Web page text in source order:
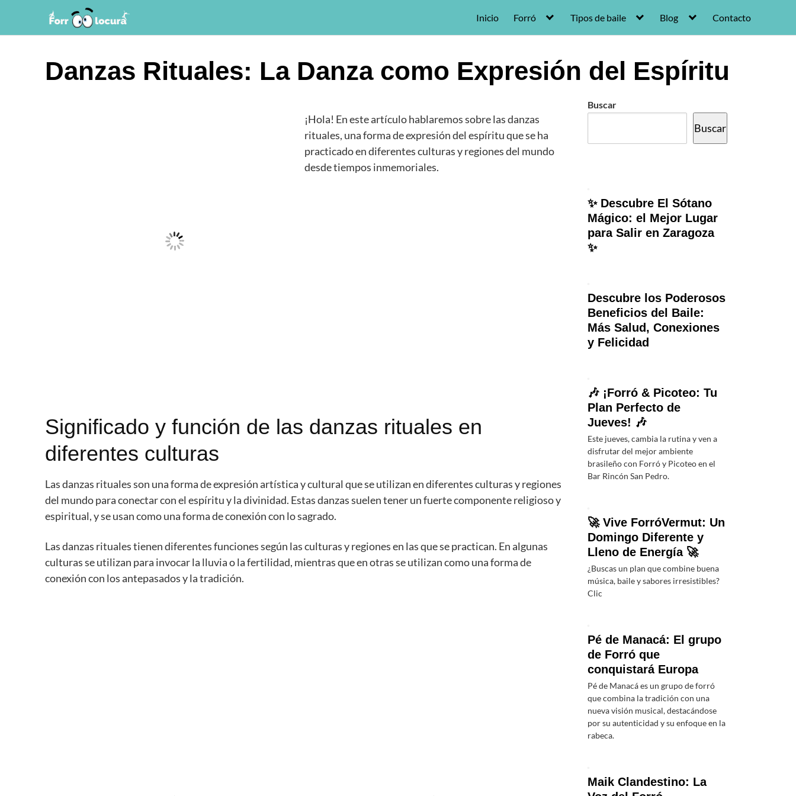
contenido
Inicio Forró Tipos de baile Blog Contacto
Danzas Rituales: La Danza como Expresión del Espíritu
¡Hola! En este artículo hablaremos sobre las danzas
rituales, una forma de expresión del espíritu que se ha
practicado en diferentes culturas y regiones del mundo
desde tiempos inmemoriales.
Significado y función de las danzas rituales en
diferentes culturas
Las danzas rituales son una forma de expresión artística y cultural que se utilizan en diferentes culturas y regiones
del mundo para conectar con el espíritu y la divinidad. Estas danzas suelen tener un fuerte componente religioso y
espiritual, y se usan como una forma de conexión con lo sagrado.
Las danzas rituales tienen diferentes funciones según las culturas y regiones en las que se practican. En algunas
culturas se utilizan para invocar la lluvia o la fertilidad, mientras que en otras se utilizan como una forma de
conexión con los antepasados y la tradición.
Buscar
Buscar
✨ Descubre El Sótano
Mágico: el Mejor Lugar
para Salir en Zaragoza
✨
Descubre los Poderosos
Beneficios del Baile:
Más Salud, Conexiones
y Felicidad
🎶 ¡Forró & Picoteo: Tu
Plan Perfecto de
Jueves! 🎶
Este jueves, cambia la rutina y ven a
disfrutar del mejor ambiente
brasileño con Forró y Picoteo en el
Bar Rincón San Pedro.
🚀 Vive ForróVermut: Un
Domingo Diferente y
Lleno de Energía 🚀
¿Buscas un plan que combine buena
música, baile y sabores irresistibles?
Clic
Pé de Manacá: El grupo
de Forró que
conquistará Europa
Pé de Manacá es un grupo de forró
que combina la tradición con una
nueva visión musical, destacándose
por su autenticidad y su enfoque en la
rabeca.
Maik Clandestino: La